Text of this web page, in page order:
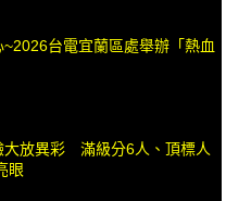
台電宜蘭區處舉辦「熱血
大放異彩 滿級分6人、頂標人
眼